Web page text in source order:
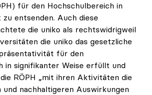
für den Hochschulbereich in
entsenden. Auch diese
die uniko als rechtswidrigweil
die uniko das gesetzliche
für den
in signifikanter Weise erfüllt und
RÖPH „mit ihren Aktivitäten die
nachhaltigeren Auswirkungen